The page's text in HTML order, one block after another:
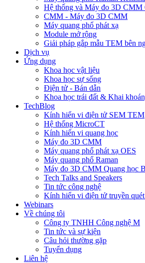
Hệ thống và Máy đo 3D CMM
CMM - Máy đo 3D CMM
Máy quang phổ phát xạ
Module mở rộng
Giải pháp gắp mẫu TEM bên
Dịch vụ
Ứng dụng
Khoa học vật liệu
Khoa học sự sống
Điện tử - Bán dẫn
Khoa học trái đất & Khai
TechBlog
Kính hiển vi điện tử SEM TEM
Hệ thống MicroCT
Kính hiển vi quang học
Máy đo 3D CMM
Máy quang phổ phát xạ OES
Máy quang phổ Raman
Máy đo 3D CMM Quang học
Tech Talks and Speakers
Tin tức công nghệ
Kính hiển vi điện tử truyền
Webinars
Về chúng tôi
Công ty TNHH Công nghệ M
Tin tức và sự kiện
Câu hỏi thường gặp
Tuyển dụng
Liên hệ